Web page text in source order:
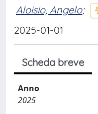
Aloisio, Angelo;
2025-01-01
Scheda breve
Anno
2025